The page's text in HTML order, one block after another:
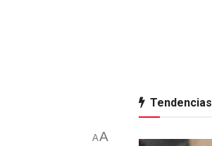
AA
Tendencias